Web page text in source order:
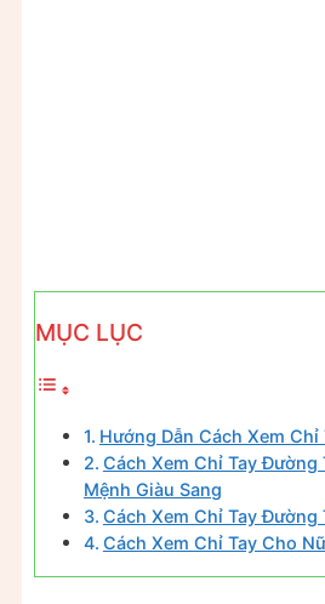
MỤC LỤC
Hướng Dẫn Cách Xem Chỉ
Cách Xem Chỉ Tay Đường
Mệnh Giàu Sang
Cách Xem Chỉ Tay Đường
Cách Xem Chỉ Tay Cho